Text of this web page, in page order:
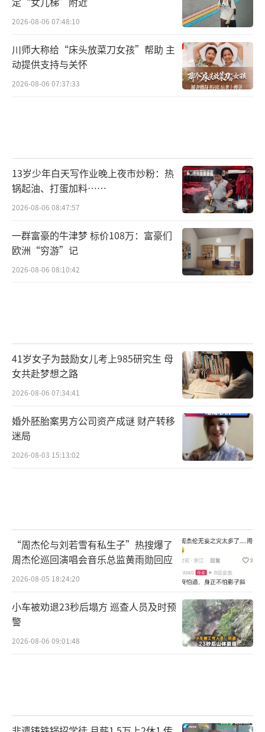
字跨页、格式出错、卷面潦草，直接取消成
绩。蒲松龄有一次落榜就是因为书写越页，半
生科考屡屡折戟，实在令人唏嘘。
古代科考的配套规则也十分人性化且严
衣、严查夹带，比现代安检还严格。落榜考生
还能在十天内查试卷、看评语，搞明白自己输
在哪。
看完考试内容和流程，你大概能感受到古
代科考的残酷。真正的难点还不止于此。
第一难：录取率非常低，堪称钢丝绳上闯
汝南郡人口达259.6万人，百万人录取一人。即
使后来东汉时期进行了调整，也还是平均20万
人只录取一人；到了清朝，当时山东人口约330
0万，乡试的场所——济南贡院号舍的数量约14
500间，清政府给的录取名额为69人，录取率不
到0.5%。况且三年才一次，整体录取率低至0.1
代高中生三年背诵量，在古人面前根本不值一
提。像明清考试，古代考生必须全文背诵“四
书”“五经”等经典，总字数超40万字，还要
背得滚瓜烂熟，还要精准理解、灵活运用，写
错一个字、理解偏一点，直接失分落榜。日复
一日的背诵、刷题、练笔，没有假期、没有减
之门。现代高考凭分数说话。古代科考自带多
2026-08-06 07:48:10
川师大称给“床头放菜刀女孩”帮助 主
动提供支持与关怀
2026-08-06 07:37:33
13岁少年白天写作业晚上夜市炒粉：热
锅起油、打蛋加料……
2026-08-06 08:47:57
一群富豪的牛津梦 标价108万：富豪们
欧洲“穷游”记
2026-08-06 08:10:42
41岁女子为鼓励女儿考上985研究生 母
女共赴梦想之路
2026-08-06 07:34:41
婚外胚胎案男方公司资产成谜 财产转移
迷局
2026-08-03 15:13:02
“周杰伦与刘若雪有私生子”热搜爆了
周杰伦巡回演唱会音乐总监黄雨勋回应
2026-08-05 18:24:20
小车被劝退23秒后塌方 巡查人员及时预
警
2026-08-06 09:01:48